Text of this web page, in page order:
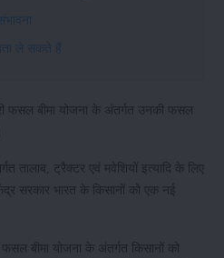
ले सकते हैं
फसल बीमा योजना के अंतर्गत उनकी फसल
तालाब, ट्रैक्टर एवं मवेशियों इत्यादि के लिए
सरकार भारत के किसानों को एक नई
बीमा योजना के अंतर्गत किसानों को